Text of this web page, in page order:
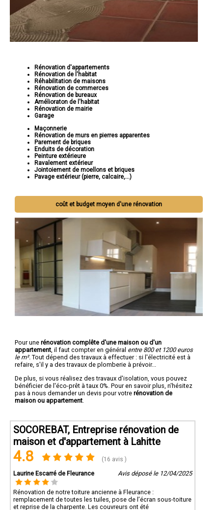
Rénovation d'appartements
Rénovation de l'habitat
Réhabilitation de maisons
Rénovation de commerces
Rénovation de bureaux
Amélioraton de l'habitat
Rénovation de mairie
Garage
Maçonnerie
Rénovation de murs en pierres apparentes
Parement de briques
Enduits de décoration
Peinture extérieure
Ravalement extérieur
Jointoiement de moellons et briques
Pavage extérieur (pierre, calcaire,...)
coût et budget moyen d'une rénovation
Pour une rénovation complête d'une maison ou d'un
appartement , il faut compter en général entre 800 et 1200 euros
le m². Tout dépend des travaux à effectuer : si l'électricité est à
refaire, s'il y a des travaux de plomberie à prévoir...
De plus, si vous réalisez des travaux d'isolation, vous pouvez
bénéficier de l'éco-prêt à taux 0%. Pour en savoir plus, n'hésitez
pas à nous demander un devis pour votre rénovation de
maison ou appartement
SOCOREBAT, Entreprise rénovation de
maison et d'appartement à Lahitte
4.8 (16 avis )
Laurine Escarré de Fleurance Avis déposé le 12/04/2025
Rénovation de notre toiture ancienne à Fleurance :
remplacement de toutes les tuiles, pose de l’écran sous-toiture
et reprise de la charpente. Les couvreurs ont été